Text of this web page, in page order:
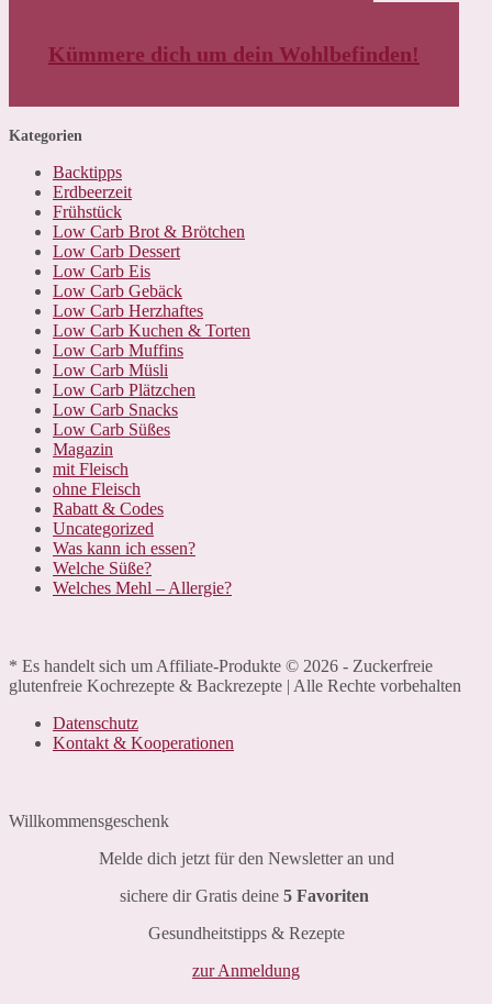
Kümmere dich um dein Wohlbefinden!
Kategorien
Backtipps
Erdbeerzeit
Frühstück
Low Carb Brot & Brötchen
Low Carb Dessert
Low Carb Eis
Low Carb Gebäck
Low Carb Herzhaftes
Low Carb Kuchen & Torten
Low Carb Muffins
Low Carb Müsli
Low Carb Plätzchen
Low Carb Snacks
Low Carb Süßes
Magazin
mit Fleisch
ohne Fleisch
Rabatt & Codes
Uncategorized
Was kann ich essen?
Welche Süße?
Welches Mehl – Allergie?
* Es handelt sich um Affiliate-Produkte © 2026 - Zuckerfreie
glutenfreie Kochrezepte & Backrezepte | Alle Rechte vorbehalten
Datenschutz
Kontakt & Kooperationen
Willkommensgeschenk
Melde dich jetzt für den Newsletter an und
sichere dir Gratis deine 5 Favoriten
Gesundheitstipps & Rezepte
zur Anmeldung